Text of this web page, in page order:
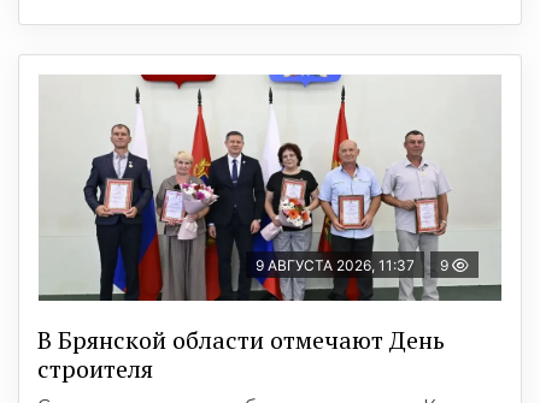
9 АВГУСТА 2026, 11:37 9
В Брянской области отмечают День
строителя